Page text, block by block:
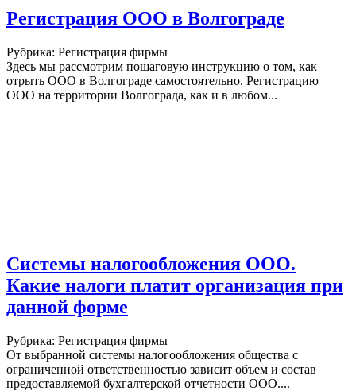
Регистрация ООО в Волгограде
Рубрика: Регистрация фирмы
Здесь мы рассмотрим пошаговую инструкцию о том, как
отрыть ООО в Волгограде самостоятельно. Регистрацию
ООО на территории Волгограда, как и в любом...
Системы налогообложения ООО.
Какие налоги платит организация при
данной форме
Рубрика: Регистрация фирмы
От выбранной системы налогообложения общества с
ограниченной ответственностью зависит объем и состав
предоставляемой бухгалтерской отчетности ООО....